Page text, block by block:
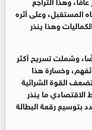
المستقبل، وعلى أثره
وهذا ينذر
وشملت تسريح أكثر
وخسارة هذا
القوة الشرائية
ما ينذر
بتوسيع رقعة البطالة